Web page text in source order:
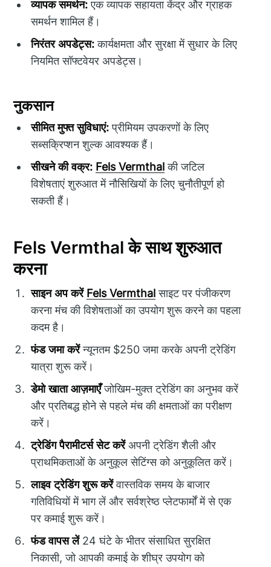
व्यापक समर्थन:एक व्यापक सहायता केंद्र और ग्राहक
समर्थन शामिल हैं।
निरंतर अपडेट्स:कार्यक्षमता और सुरक्षा में सुधार के लिए
नियमित सॉफ्टवेयर अपडेट्स।
नुकसान
सीमित मुफ्त सुविधाएं:प्रीमियम उपकरणों के लिए
सब्सक्रिप्शन शुल्क आवश्यक हैं।
सीखने की वक्र: Fels Vermthalकी जटिल
विशेषताएं शुरुआत में नौसिखियों के लिए चुनौतीपूर्ण हो
सकती हैं।
Fels Vermthal के साथ शुरुआत
करना
साइन अप करें Fels Vermthalसाइट पर पंजीकरण
करना मंच की विशेषताओं का उपयोग शुरू करने का पहला
कदम है।
फंड जमा करेंन्यूनतम $250 जमा करके अपनी ट्रेडिंग
यात्रा शुरू करें।
डेमो खाता आज़माएँजोखिम-मुक्त ट्रेडिंग का अनुभव करें
और प्रतिबद्ध होने से पहले मंच की क्षमताओं का परीक्षण
करें।
ट्रेडिंग पैरामीटर्स सेट करेंअपनी ट्रेडिंग शैली और
प्राथमिकताओं के अनुकूल सेटिंग्स को अनुकूलित करें।
लाइव ट्रेडिंग शुरू करेंवास्तविक समय के बाजार
गतिविधियों में भाग लें और सर्वश्रेष्ठ प्लेटफार्मों में से एक
पर कमाई शुरू करें।
फंड वापस लें24 घंटे के भीतर संसाधित सुरक्षित
निकासी, जो आपकी कमाई के शीघ्र उपयोग को